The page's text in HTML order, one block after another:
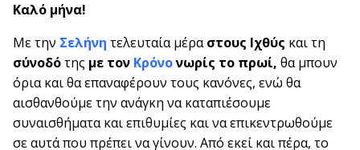
Καλό μήνα!
Με την Σελήνη τελευταία μέραστους Ιχθύς και τη
σύνοδότης με τον Κρόνονωρίς το πρωί, θα μπουν
όρια και θα επαναφέρουν τους κανόνες, ενώ θα
αισθανθούμε την ανάγκη να καταπιέσουμε
συναισθήματα και επιθυμίες και να επικεντρωθούμε
σε αυτά που πρέπει να γίνουν. Από εκεί και πέρα, το